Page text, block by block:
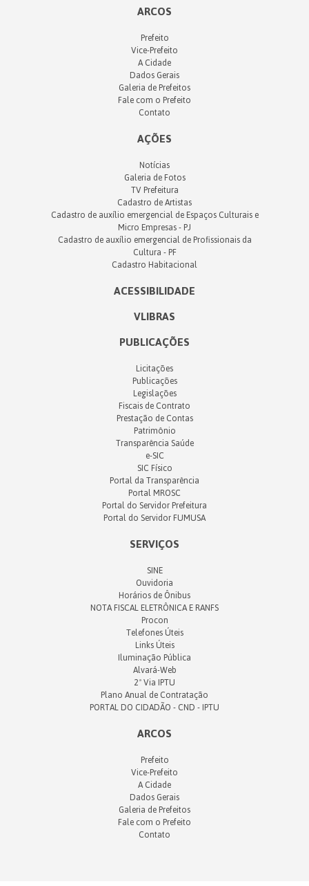
ARCOS
Prefeito
Vice-Prefeito
A Cidade
Dados Gerais
Galeria de Prefeitos
Fale com o Prefeito
Contato
AÇÕES
Notícias
Galeria de Fotos
TV Prefeitura
Cadastro de Artistas
Cadastro de auxílio emergencial de Espaços Culturais e
Micro Empresas - PJ
Cadastro de auxílio emergencial de Profissionais da
Cultura - PF
Cadastro Habitacional
ACESSIBILIDADE
VLIBRAS
PUBLICAÇÕES
Licitações
Publicações
Legislações
Fiscais de Contrato
Prestação de Contas
Patrimônio
Transparência Saúde
e-SIC
SIC Físico
Portal da Transparência
Portal MROSC
Portal do Servidor Prefeitura
Portal do Servidor FUMUSA
SERVIÇOS
SINE
Ouvidoria
Horários de Ônibus
NOTA FISCAL ELETRÔNICA E RANFS
Procon
Telefones Úteis
Links Úteis
Iluminação Pública
Alvará-Web
2ª Via IPTU
Plano Anual de Contratação
PORTAL DO CIDADÃO - CND - IPTU
ARCOS
Prefeito
Vice-Prefeito
A Cidade
Dados Gerais
Galeria de Prefeitos
Fale com o Prefeito
Contato